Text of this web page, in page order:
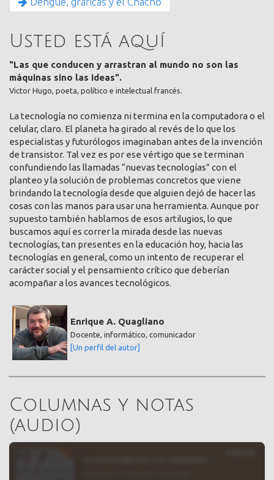
Usted está aquí
"Las que conducen y arrastran al mundo no son las
máquinas sino las ideas".
Victor Hugo, poeta, político e intelectual francés.
La tecnología no comienza ni termina en la computadora o el
celular, claro. El planeta ha girado al revés de lo que los
especialistas y futurólogos imaginaban antes de la invención
de transistor. Tal vez es por ese vértigo que se terminan
confundiendo las llamadas “nuevas tecnologías” con el
planteo y la solución de problemas concretos que viene
brindando la tecnología desde que alguien dejó de hacer las
cosas con las manos para usar una herramienta. Aunque por
supuesto también hablamos de esos artilugios, lo que
buscamos aquí es correr la mirada desde las nuevas
tecnologías, tan presentes en la educación hoy, hacia las
tecnologías en general, como un intento de recuperar el
carácter social y el pensamiento crítico que deberían
acompañar a los avances tecnológicos.
Enrique A. Quagliano
Docente, informático, comunicador
[Un perfil del autor]
Columnas y notas
(audio)